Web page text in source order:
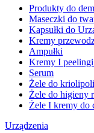
Produkty do
Maseczki do
Kapsułki do
Kremy
Ampułki
Kremy I
Serum
Żele do
Żele do higieny
Żele I kremy do
Urządzenia